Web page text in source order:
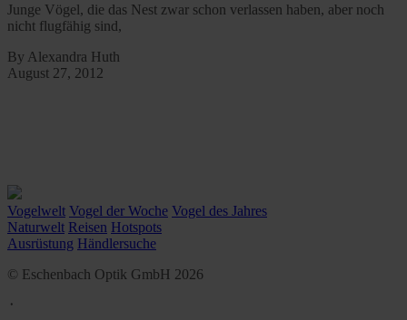
Junge Vögel, die das Nest zwar schon verlassen haben, aber noch
nicht flugfähig sind,
By Alexandra Huth
August 27, 2012
Vogelwelt Vogel der Woche Vogel des Jahres
Naturwelt Reisen Hotspots
Ausrüstung Händlersuche
© Eschenbach Optik GmbH 2026
᛫